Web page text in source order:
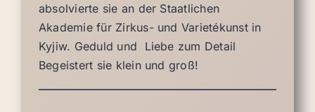
absolvierte sie an der Staatlichen
Akademie für Zirkus- und Varietékunst in
Kyjiw. Geduld und Liebe zum Detail
Begeistert sie klein und groß!